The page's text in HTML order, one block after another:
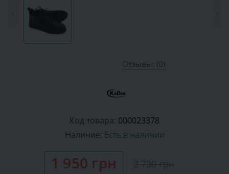
Отзывы: (0)
Код товара: 000023378
Наличие: Есть в наличии
1 950 грн